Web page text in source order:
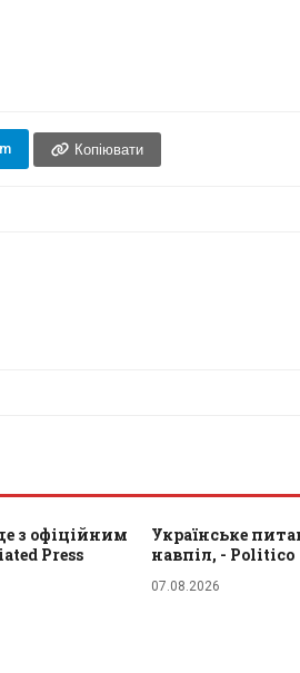
Копіювати
з офіційним
Press
Українське
навпіл, - Politico
07.08.2026